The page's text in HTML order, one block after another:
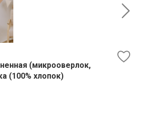
(микрооверлок,
(100% хлопок)